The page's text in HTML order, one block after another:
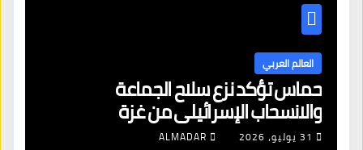
العالم العربي
حماس تؤكد نزع سلاح الجماعة
والانسحاب الإسرائيلي من غزة
31 يوليو، 2026 ALMADAR